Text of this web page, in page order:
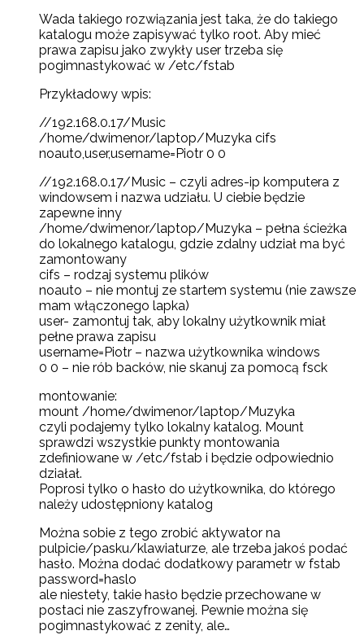
Wada takiego rozwiązania jest taka, że do takiego
katalogu może zapisywać tylko root. Aby mieć
prawa zapisu jako zwykły user trzeba się
pogimnastykować w /etc/fstab
Przykładowy wpis:
//192.168.0.17/Music
/home/dwimenor/laptop/Muzyka cifs
noauto,user,username=Piotr 0 0
//192.168.0.17/Music – czyli adres-ip komputera z
windowsem i nazwa udziału. U ciebie będzie
zapewne inny
/home/dwimenor/laptop/Muzyka – pełna ścieżka
do lokalnego katalogu, gdzie zdalny udział ma być
zamontowany
cifs – rodzaj systemu plików
noauto – nie montuj ze startem systemu (nie zawsze
mam włączonego lapka)
user- zamontuj tak, aby lokalny użytkownik miał
pełne prawa zapisu
username=Piotr – nazwa użytkownika windows
0 0 – nie rób backów, nie skanuj za pomocą fsck
montowanie:
mount /home/dwimenor/laptop/Muzyka
czyli podajemy tylko lokalny katalog. Mount
sprawdzi wszystkie punkty montowania
zdefiniowane w /etc/fstab i będzie odpowiednio
działał.
Poprosi tylko o hasło do użytkownika, do którego
należy udostępniony katalog
Można sobie z tego zrobić aktywator na
pulpicie/pasku/klawiaturze, ale trzeba jakoś podać
hasło. Można dodać dodatkowy parametr w fstab
password=haslo
ale niestety, takie hasło będzie przechowane w
postaci nie zaszyfrowanej. Pewnie można się
pogimnastykować z zenity, ale…